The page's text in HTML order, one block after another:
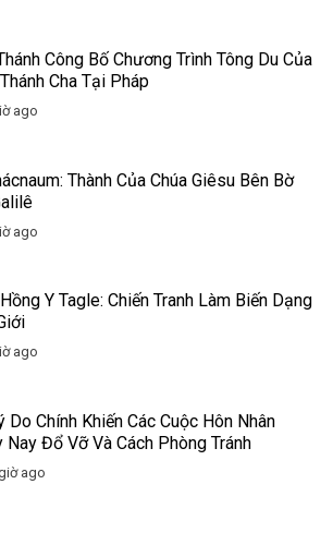
Công Bố Chương Trình Tông Du Của
Cha Tại Pháp
ago
Thành Của Chúa Giêsu Bên Bờ
ago
Y Tagle: Chiến Tranh Làm Biến Dạng
ago
Do Chính Khiến Các Cuộc Hôn Nhân
Nay Đổ Vỡ Và Cách Phòng Tránh
ago